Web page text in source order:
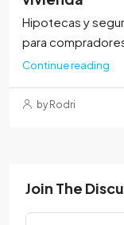
Hipotecas y
para
Continue reading
by Rodri
Join The